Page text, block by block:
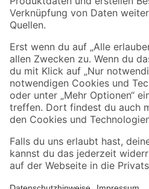
Sicher einkaufen
Jetzt die toom-App herunterladen
Alle Preisangaben in EUR inkl. gesetzl. MwSt..
Umständen nicht in allen Märkten verfügbar. Die
Produkte nur solange der Vorrat reicht.